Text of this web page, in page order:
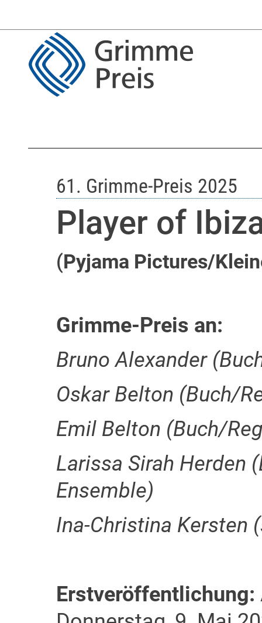
61. Grimme-Preis 2025
Player of
(Pyjama Pictures/
Grimme-Preis an:
Bruno Alexander
Oskar Belton (Buch/
Emil Belton (Buch/
Larissa Sirah Herden
Ensemble)
Ina-Christina Kersten
Erstveröffentlichung: